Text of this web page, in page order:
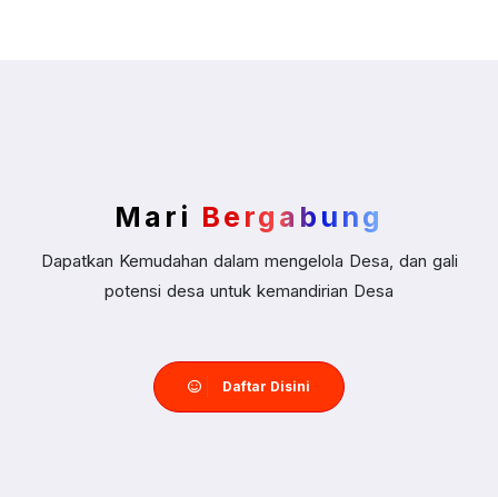
Mari Bergabung
Dapatkan Kemudahan dalam mengelola Desa, dan gali
potensi desa untuk kemandirian Desa
Daftar Disini